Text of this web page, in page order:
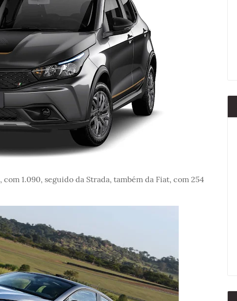
, com 1.090, seguido da Strada, também da Fiat, com 254